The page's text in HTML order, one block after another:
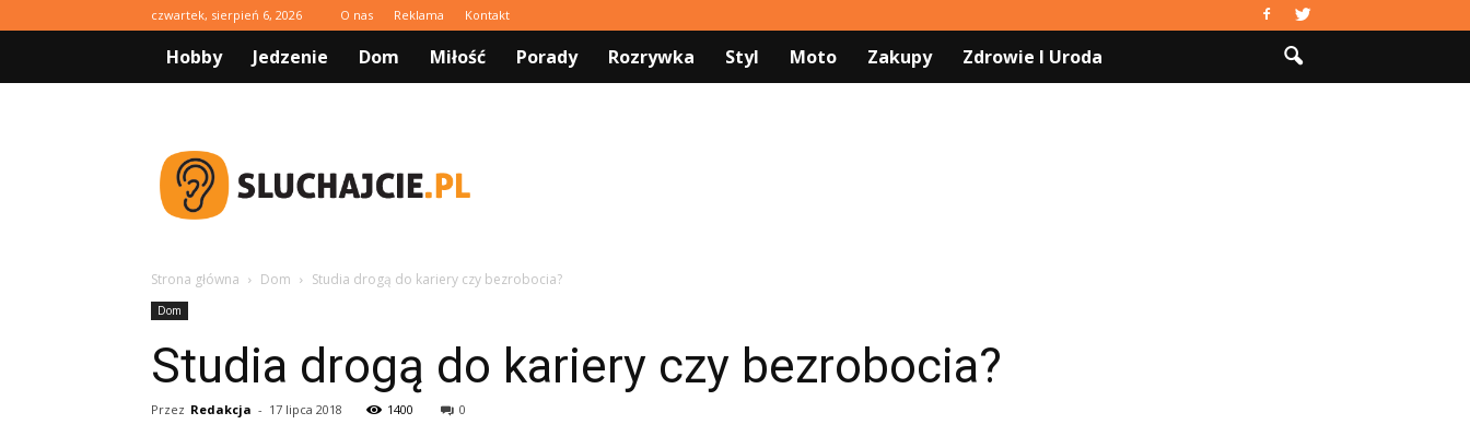
czwartek, sierpień 6, 2026 O nas Reklama Kontakt
Hobby Jedzenie Dom Miłość Porady Rozrywka Styl Moto Zakupy Zdrowie I Uroda
Strona główna Dom Studia drogą do kariery czy bezrobocia?
Dom
Studia drogą do kariery czy bezrobocia?
Przez Redakcja - 17 lipca 2018 1400 0